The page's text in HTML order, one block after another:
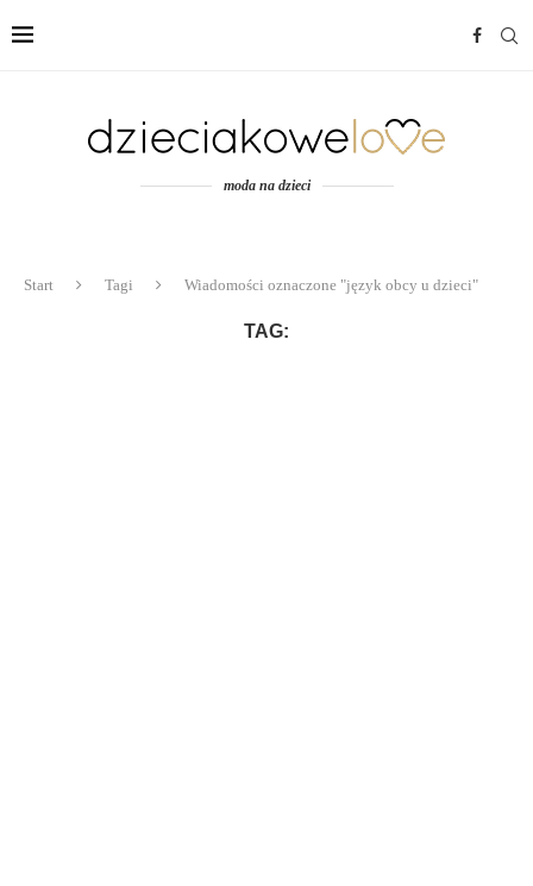
moda na dzieci
Start Tagi Wiadomości oznaczone "język obcy u dzieci"
TAG: